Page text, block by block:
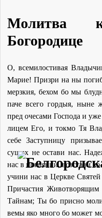
Молитва
Богородице
О, всемилостивая
Марие! Призри на ны
мерзкия, бехом бо мы
паче всего гордыя, ныне
пред очесами Господа и
лицем Его, и токмо Тя
себе Заступницу
сущих не остави нас.
нас в покаянии, возстави
учини нас в Церкве
Причастия
Тайнам; Ты бо присно
вемы яко много бо может